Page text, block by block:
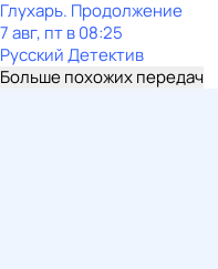
Глухарь. Продолжение
7 авг, пт в 08:25
Русский Детектив
Больше похожих передач